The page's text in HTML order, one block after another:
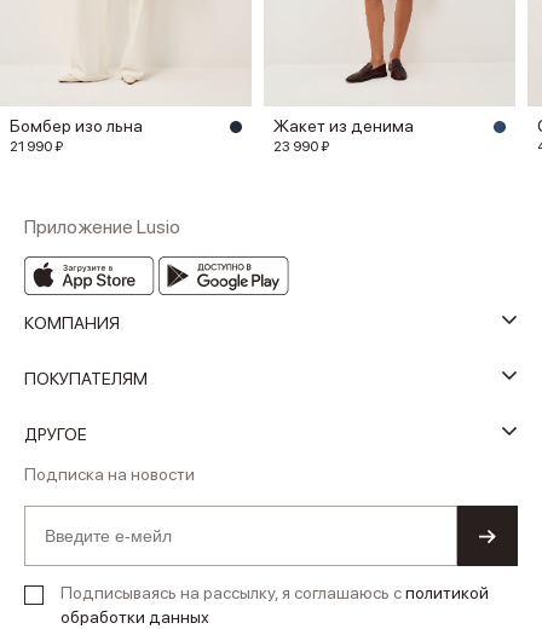
Бомбер изо льна
21 990 ₽
Жакет из денима
23 990 ₽
Приложение Lusio
КОМПАНИЯ
ПОКУПАТЕЛЯМ
ДРУГОЕ
Подписка на новости
Подписываясь на рассылку, я соглашаюсь сполитикой
обработки данных